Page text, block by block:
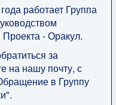
работает Группа
- Оракул.
за
на нашу почту, с
в Группу